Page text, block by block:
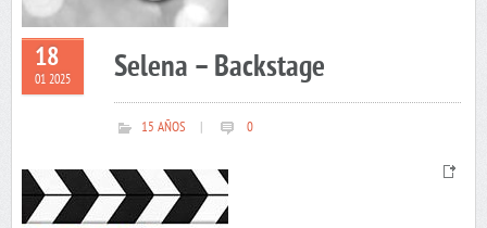
18
01 2025 Selena – Backstage
15 AÑOS 0